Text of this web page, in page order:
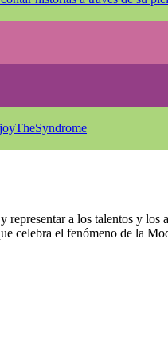
a los talentos y
celebra el fenómeno de la